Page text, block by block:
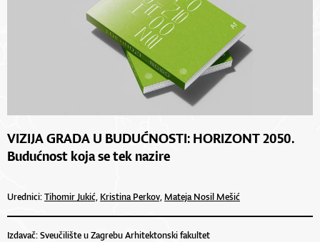
VIZIJA GRADA U BUDUĆNOSTI: HORIZONT 2050.
Budućnost koja se tek nazire
Urednici:Tihomir Jukić, Kristina Perkov,Mateja Nosil Mešić
Izdavač: Sveučilište u Zagrebu Arhitektonski fakultet